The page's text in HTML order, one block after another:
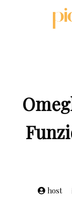
host